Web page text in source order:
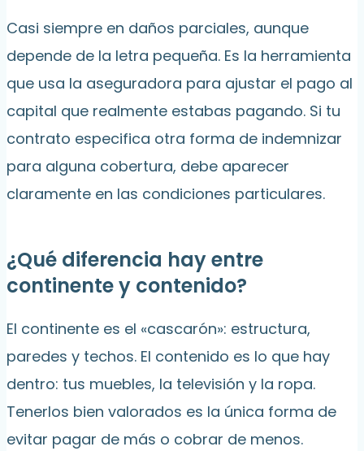
Casi siempre en daños parciales, aunque
depende de la letra pequeña. Es la herramienta
que usa la aseguradora para ajustar el pago al
capital que realmente estabas pagando. Si tu
contrato especifica otra forma de indemnizar
para alguna cobertura, debe aparecer
claramente en las condiciones particulares.
¿Qué diferencia hay entre
continente y contenido?
El continente es el «cascarón»: estructura,
paredes y techos. El contenido es lo que hay
dentro: tus muebles, la televisión y la ropa.
Tenerlos bien valorados es la única forma de
evitar pagar de más o cobrar de menos.